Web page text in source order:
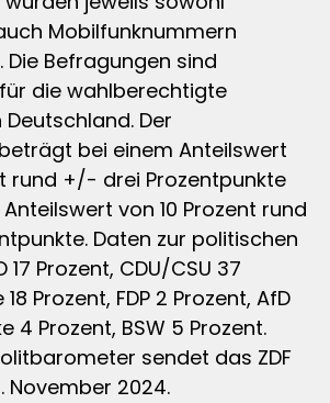
Mobilfunknummern
Befragungen sind
die wahlberechtigte
Der
bei einem Anteilswert
rund +/- drei Prozentpunkte
von 10 Prozent rund
Daten zur politischen
17 Prozent, CDU/CSU 37
Prozent, FDP 2 Prozent, AfD
4 Prozent, BSW 5 Prozent.
sendet das ZDF
November 2024.